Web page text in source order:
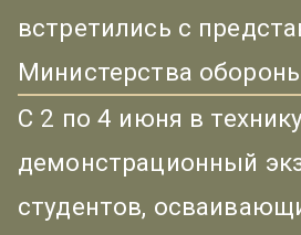
встретились с
Министерства
С 2 по 4 июня в
демонстрационный
студентов,